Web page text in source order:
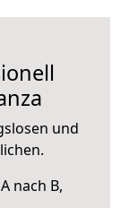
und
nach B,